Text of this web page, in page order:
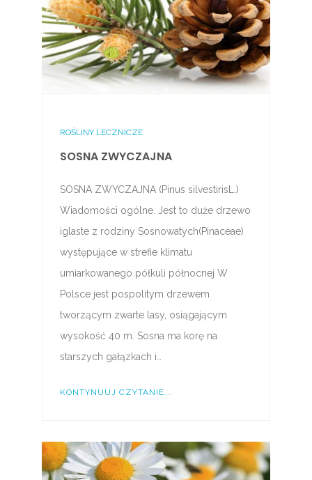
ROŚLINY LECZNICZE
SOSNA ZWYCZAJNA
SOSNA ZWYCZAJNA (Pinus silvestirisL.)
Wiadomości ogólne. Jest to duże drzewo
iglaste z rodziny Sosnowatych(Pinaceae)
występujące w strefie klimatu
umiarkowanego półkuli północnej W
Polsce jest pospolitym drzewem
tworzącym zwarte lasy, osiągającym
wysokość 40 m. Sosna ma korę na
starszych gałązkach i…
KONTYNUUJ CZYTANIE...